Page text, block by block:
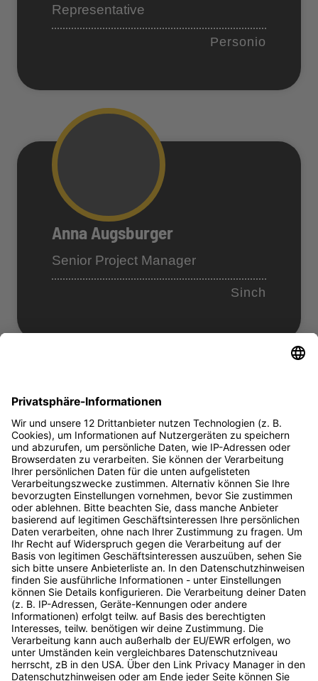
Representative
Personio
Anna Augsburger
Senior Project Manager
Sinch
Teilnehmende Unternehmen
Folgende Unternehmen sind mit dabei:
Digital Bash ist …
… die größte Event-Reihe der
Digitalbranche (bezogen auf
die Anzahl der jährlichen
Events) mit
Expert:innenwissen, das dich
und dein Unternehmen nach
vorne bringt. Die Event-Reihe
ist für Entscheider:innen im
Startseite
Kommende Events
Vergangene Events
Unsere Speaker
Speaker werden
Als Unternehmen
dabei sein